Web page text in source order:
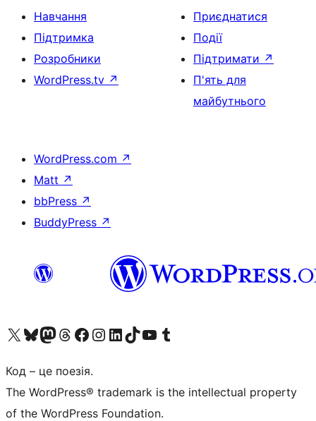
Навчання
Підтримка
Розробники
WordPress.tv ↗
Приєднатися
Події
Підтримати ↗
П'ять для
майбутнього
WordPress.com ↗
Matt ↗
bbPress ↗
BuddyPress ↗
Visit our X (formerly Twitter) account
Visit our Bluesky account
Завітайте до нашої стрічки в Mastodon
Visit our Threads account
Завітайте на нашу сторінку в Facebook
Visit our Instagram account
Visit our LinkedIn account
Visit our TikTok account
Visit our YouTube channel
Visit our Tumblr account
Код – це поезія.
The WordPress® trademark is the intellectual property
of the WordPress Foundation.